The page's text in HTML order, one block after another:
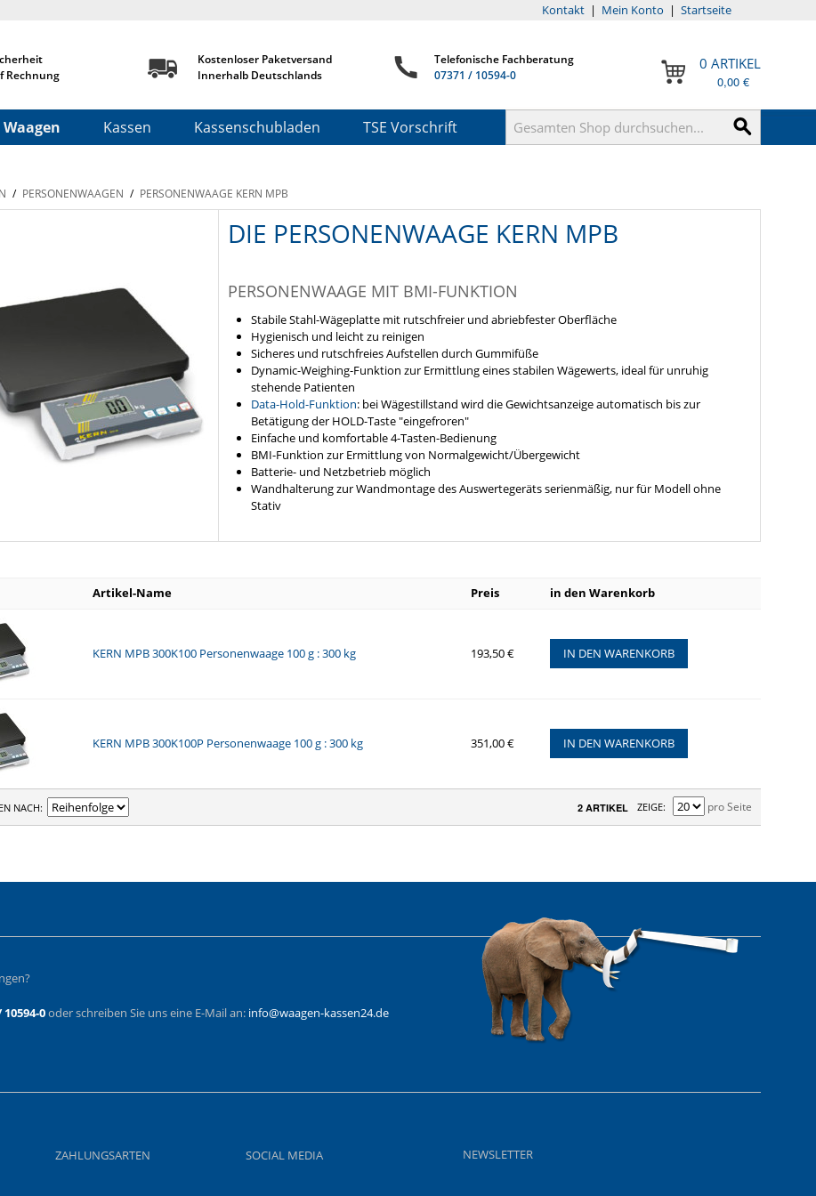
Startseite
|
Mein Konto
|
Kontakt
0 ARTIKEL
0,00 €
Rechnung
Kostenloser Paketversand
Innerhalb Deutschlands
Telefonische Fachberatung
07371 / 10594-0
Waagen Kassen Kassenschubladen TSE Vorschrift
/ PERSONENWAAGEN / PERSONENWAAGE KERN MPB
DIE PERSONENWAAGE KERN MPB
PERSONENWAAGE MIT BMI-FUNKTION
Stabile Stahl-Wägeplatte mit rutschfreier und abriebfester Oberfläche
Hygienisch und leicht zu reinigen
Sicheres und rutschfreies Aufstellen durch Gummifüße
Dynamic-Weighing-Funktion zur Ermittlung eines stabilen Wägewerts, ideal für unruhig
stehende Patienten
Data-Hold-Funktion: bei Wägestillstand wird die Gewichtsanzeige automatisch bis zur
Betätigung der HOLD-Taste "eingefroren"
Einfache und komfortable 4-Tasten-Bedienung
BMI-Funktion zur Ermittlung von Normalgewicht/Übergewicht
Batterie- und Netzbetrieb möglich
Wandhalterung zur Wandmontage des Auswertegeräts serienmäßig, nur für Modell ohne
Stativ
Artikel-Name Preis in den Warenkorb
KERN MPB 300K100 Personenwaage 100 g : 300 kg 193,50 € IN DEN WARENKORB
KERN MPB 300K100P Personenwaage 100 g : 300 kg 351,00 € IN DEN WARENKORB
2 ARTIKEL ZEIGE pro Seite
NACH
10594-0oder schreiben Sie uns eine E-Mail an: info@waagen-kassen24.de
ZAHLUNGSARTEN SOCIAL MEDIA NEWSLETTER